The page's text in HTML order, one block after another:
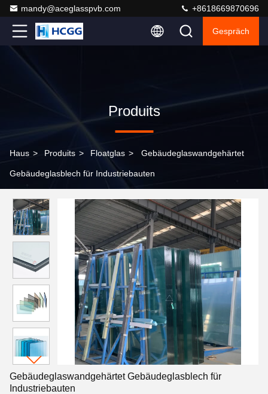
mandy@aceglasspvb.com +8618669870696
Gespräch
Produits
Haus > Produits > Floatglas > Gebäudeglaswandgehärtet
Gebäudeglasblech für Industriebauten
Gebäudeglaswandgehärtet Gebäudeglasblech für
Industriebauten